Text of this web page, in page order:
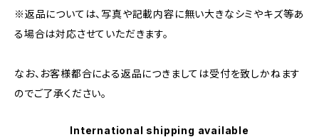
※返品については、写真や記載内容に無い大きなシミやキズ等あ
る場合は対応させていただきます。
なお、お客様都合による返品につきましては受付を致しかねます
のでご了承ください。
International shipping available